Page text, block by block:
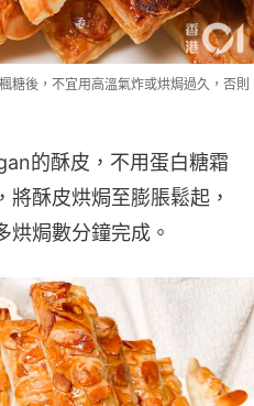
糖後，不宜用高溫氣炸或烘焗過久，否則
的酥皮，不用蛋白糖霜
酥皮烘焗至膨脹鬆起，
烘焗數分鐘完成。